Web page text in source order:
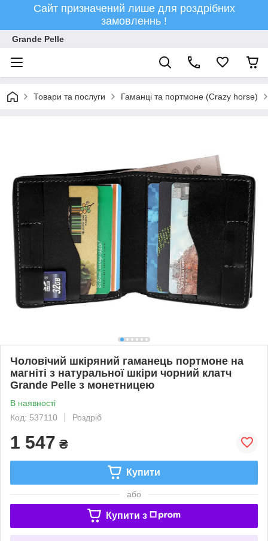
Сайт призначений лише для роздрібних
замовленнь !
Grande Pelle
Товари та послуги Гаманці та портмоне (Crazy horse)
Чоловічий шкіряний гаманець портмоне на
магніті з натуральної шкіри чорний клатч
Grande Pelle з монетницею
В наявності
Код: 537110
Роздріб
1 547 ₴
Купити
або
Купити з